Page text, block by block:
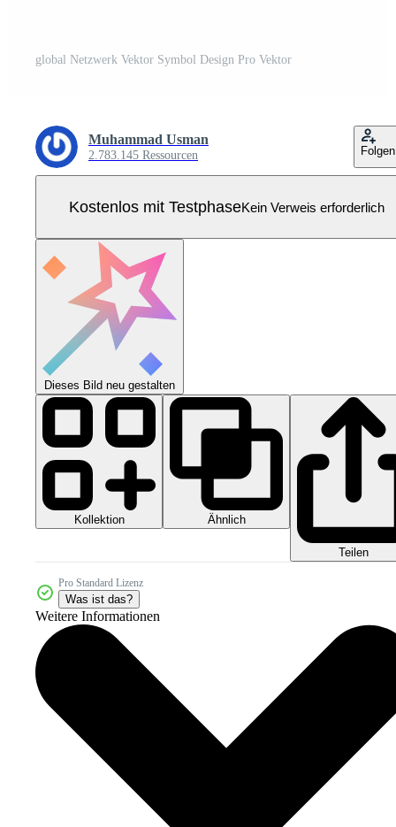
global Netzwerk Vektor Symbol Design Pro Vektor
Muhammad Usman
2.783.145 Ressourcen Folgen
Kostenlos mit TestphaseKein Verweis erforderlich
Dieses Bild neu gestalten
Kollektion Ähnlich
Teilen
Pro Standard Lizenz
Was ist das?
Weitere Informationen